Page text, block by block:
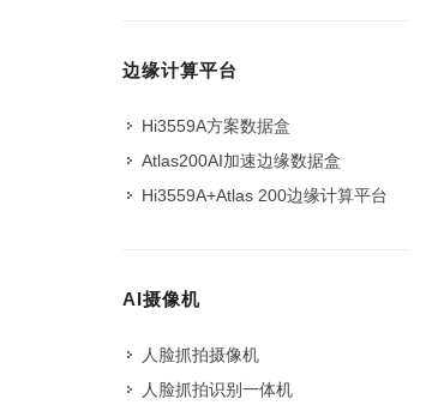
边缘计算平台
Hi3559A方案数据盒
Atlas200AI加速边缘数据盒
Hi3559A+Atlas 200边缘计算平台
AI摄像机
人脸抓拍摄像机
人脸抓拍识别一体机